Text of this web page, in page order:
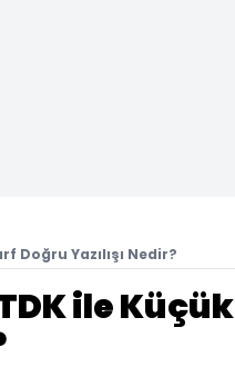
Doğru Yazılışı Nedir?
ile Küçük